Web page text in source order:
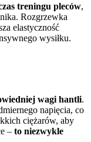
treningu pleców,
Rozgrzewka
elastyczność
wysiłku.
wagi hantli.
napięcia, co
ciężarów, aby
– to niezwykle